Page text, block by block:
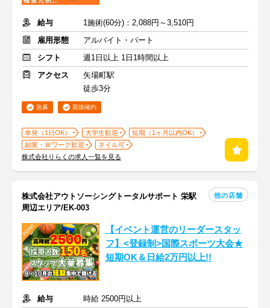
給与
1施術(60分)：2,088円～3,510円
雇用形態
アルバイト・パート
シフト
週1日以上 1日1時間以上
アクセス
矢場町駅
徒歩3分
急募 面接確約
単発（1日OK） 大学生歓迎
短期（1ヶ月以内OK）
副業・Ｗワーク歓迎
ネイル可
株式会社りらくの求人一覧を見る
株式会社アウトソーシングトータルサポート 栄駅
周辺エリア/EK-003
他の店舗
【イベント運営のリーダースタッ
フ】<登録制>国際スポーツ大会★
短期OK＆日給2万円以上!!
給与
時給 2500円以上